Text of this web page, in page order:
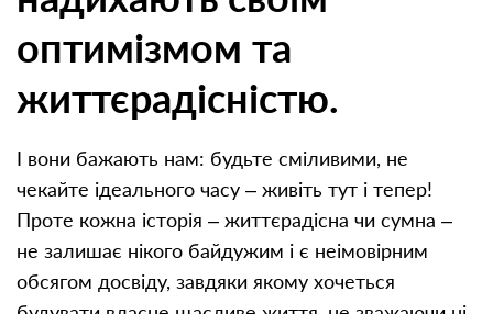
оптимізмом та
життєрадісністю.
І вони бажають нам: будьте сміливими, не
чекайте ідеального часу – живіть тут і тепер!
Проте кожна історія – життєрадісна чи сумна –
не залишає нікого байдужим і є неімовірним
обсягом досвіду, завдяки якому хочеться